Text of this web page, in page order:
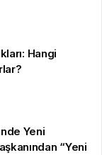
Hangi
Yeni
“Yeni